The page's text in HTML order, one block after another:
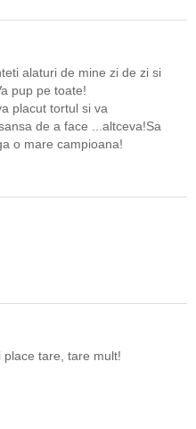
alaturi de mine zi de zi si
pup pe toate!
placut tortul si va
de a face ...altceva!Sa
o mare campioana!
tare, tare mult!